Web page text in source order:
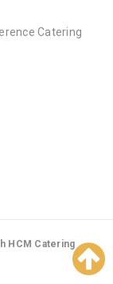
Catering
HCM Catering